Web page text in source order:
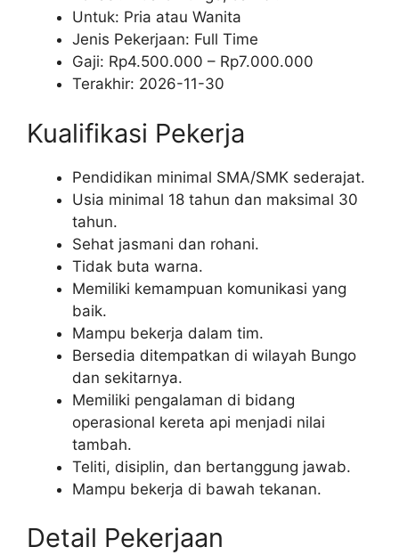
Untuk: Pria atau Wanita
Jenis Pekerjaan: Full Time
Gaji: Rp4.500.000 – Rp7.000.000
Terakhir: 2026-11-30
Kualifikasi Pekerja
Pendidikan minimal SMA/SMK sederajat.
Usia minimal 18 tahun dan maksimal 30
tahun.
Sehat jasmani dan rohani.
Tidak buta warna.
Memiliki kemampuan komunikasi yang
baik.
Mampu bekerja dalam tim.
Bersedia ditempatkan di wilayah Bungo
dan sekitarnya.
Memiliki pengalaman di bidang
operasional kereta api menjadi nilai
tambah.
Teliti, disiplin, dan bertanggung jawab.
Mampu bekerja di bawah tekanan.
Detail Pekerjaan